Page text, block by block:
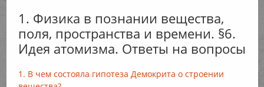
1. Физика в познании вещества,
поля, пространства и времени. §6.
Идея атомизма. Ответы на вопросы
1. В чем состояла гипотеза Демокрита о строении